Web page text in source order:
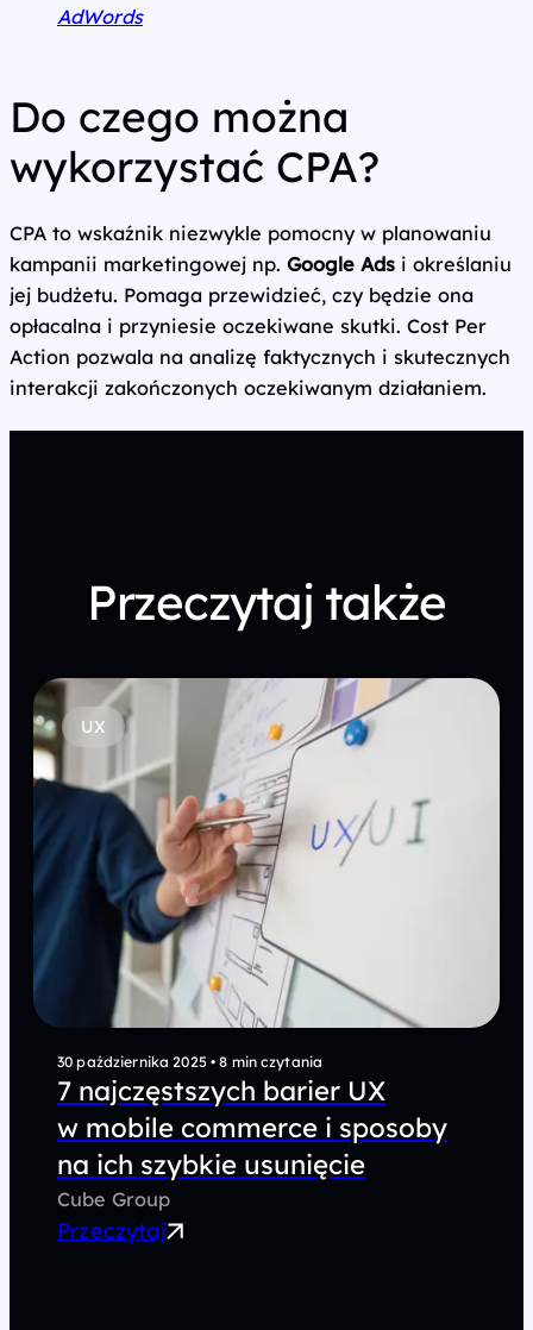
AdWords
Do czego można
wykorzystać CPA?
CPA to wskaźnik niezwykle pomocny w planowaniu
kampanii marketingowej np. Google Ads i określaniu
jej budżetu. Pomaga przewidzieć, czy będzie ona
opłacalna i przyniesie oczekiwane skutki. Cost Per
Action pozwala na analizę faktycznych i skutecznych
interakcji zakończonych oczekiwanym działaniem.
Przeczytaj także
UX
30 października 2025 • 8 min czytania
7 najczęstszych barier UX
w mobile commerce i sposoby
na ich szybkie usunięcie
Cube Group
Przeczytaj